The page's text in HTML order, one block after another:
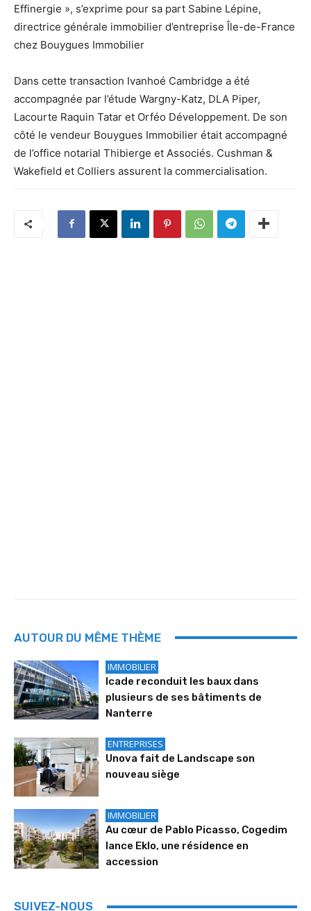
Effinergie », s’exprime pour sa part Sabine Lépine,
directrice générale immobilier d’entreprise Île-de-France
chez Bouygues Immobilier
Dans cette transaction Ivanhoé Cambridge a été
accompagnée par l’étude Wargny-Katz, DLA Piper,
Lacourte Raquin Tatar et Orféo Développement. De son
côté le vendeur Bouygues Immobilier était accompagné
de l’office notarial Thibierge et Associés. Cushman &
Wakefield et Colliers assurent la commercialisation.
AUTOUR DU MÊME THÈME
IMMOBILIER
Icade reconduit les baux dans
plusieurs de ses bâtiments de
Nanterre
ENTREPRISES
Unova fait de Landscape son
nouveau siège
IMMOBILIER
Au cœur de Pablo Picasso, Cogedim
lance Eklo, une résidence en
accession
SUIVEZ-NOUS